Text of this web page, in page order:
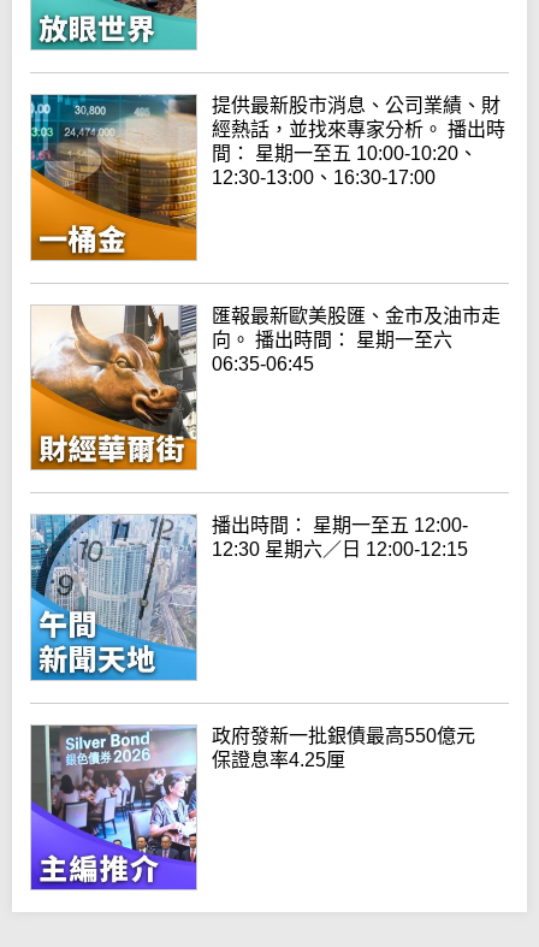
提供最新股市消息、公司業績、財
經熱話，並找來專家分析。 播出時
間： 星期一至五 10:00-10:20、
12:30-13:00、16:30-17:00
匯報最新歐美股匯、金市及油市走
向。 播出時間： 星期一至六
06:35-06:45
播出時間： 星期一至五 12:00-
12:30 星期六／日 12:00-12:15
政府發新一批銀債最高550億元
保證息率4.25厘